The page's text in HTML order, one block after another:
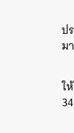
ป
ม
ใ